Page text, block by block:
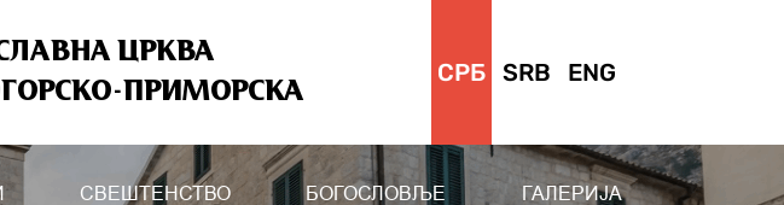
ЦРКВА
ПРИМОРСКА
СРБ SRB ENG
СВЕШТЕНСТВО БОГОСЛОВЉЕ ГАЛЕРИЈА